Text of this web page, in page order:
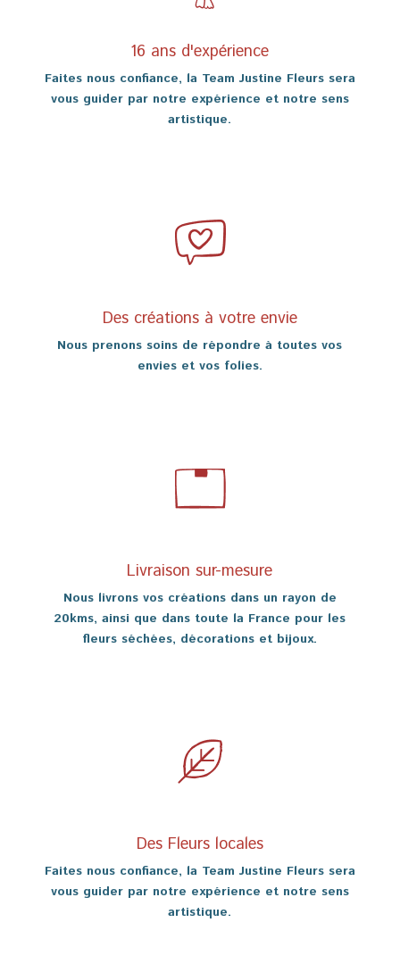
16 ans d'expérience
Faites nous confiance, la Team Justine Fleurs sera
vous guider par notre expérience et notre sens
artistique.
Des créations à votre envie
Nous prenons soins de répondre à toutes vos
envies et vos folies.
Livraison sur-mesure
Nous livrons vos créations dans un rayon de
20kms, ainsi que dans toute la France pour les
fleurs séchées, décorations et bijoux.
Des Fleurs locales
Faites nous confiance, la Team Justine Fleurs sera
vous guider par notre expérience et notre sens
artistique.